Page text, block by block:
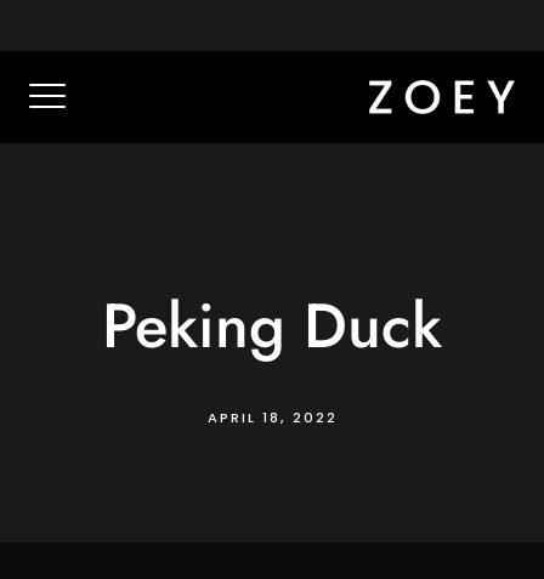
to
Peking Duck
APRIL 18, 2022